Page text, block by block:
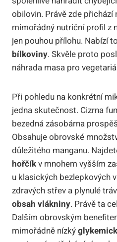
obilovin. Právě zde přichází
mimořádný nutriční profil z
jen pouhou přílohu. Nabízí
bílkoviny. Skvěle proto
náhrada masa pro
Při pohledu na konkrétní
jedna skutečnost. Cizrna
bezedná zásobárna
Obsahuje obrovské
důležitého manganu.
hořčíkv mnohem vyšším
u klasických bezlepkových
zdravých střev a plynulé
obsah vlákniny. Právě ta
Dalším obrovským
mimořádně nízký